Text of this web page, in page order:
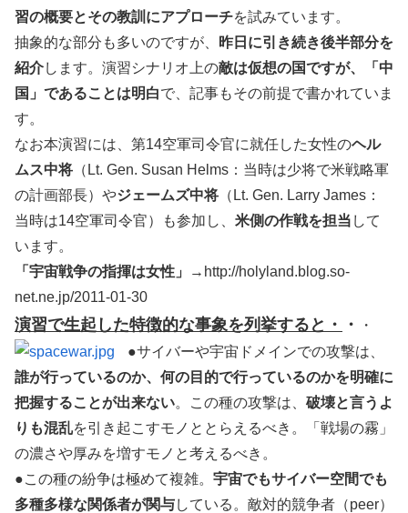
習の概要とその教訓にアプローチを試みています。
抽象的な部分も多いのですが、
昨日に引き続き後半部分を
紹介します。演習シナリオ上の敵は仮想の国ですが、「中
国」であることは明白で、記事もその前提で書かれていま
す。
なお本演習には、第14空軍司令官に就任した女性のヘル
ムス中将 （Lt. Gen. Susan Helms：当時は少将で米戦略軍
の計画部長）やジェームズ中将 （Lt. Gen. Larry James：
当時は14空軍司令官）も参加し、 米側の作戦を担当 して
います。
「宇宙戦争の指揮は女性」
→http://holyland.blog.so-
net.ne.jp/2011-01-30
演習で生起した特徴的な事象を列挙すると・ ・
・
●サイバーや宇宙ドメインでの攻撃は、
誰が行っているのか、何の目的で行っているのかを明確に
把握することが出来ない。この種の攻撃は、 破壊と言うよ
りも混乱を引き起こすモノととらえるべき。「戦場の霧」
の濃さや厚みを増すモノと考えるべき。
●この種の紛争は極めて複雑。 宇宙でもサイバー空間でも
多種多様な関係者が関与している。敵対的競争者（peer）